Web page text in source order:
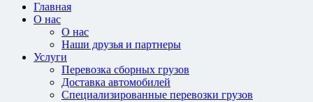
Главная
О нас
О нас
Наши друзья и партнеры
Услуги
Перевозка сборных грузов
Доставка автомобилей
Специализированные перевозки грузов